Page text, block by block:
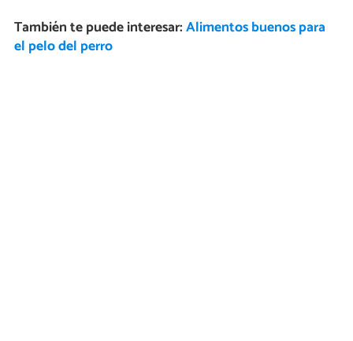
También te puede interesar:Alimentos buenos para
el pelo del perro